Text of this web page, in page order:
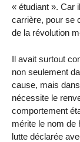
« étudiant ». Car
carrière, pour se
de la révolution
Il avait surtout
non seulement
cause, mais
nécessite le
comportement
mérite le nom de
lutte déclarée